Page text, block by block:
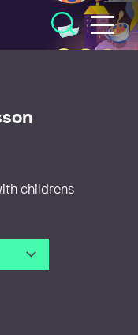
childrens